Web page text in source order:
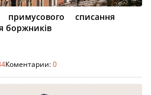
списання
боржників
Коментарии:0